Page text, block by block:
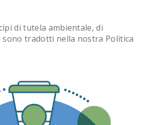
di tutela ambientale, di
sono tradotti nella nostra Politica